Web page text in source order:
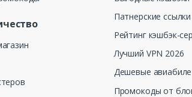
Патнерские
Рейтинг кэшбэк-
Лучший VPN 2026
Дешевые
Промокоды от